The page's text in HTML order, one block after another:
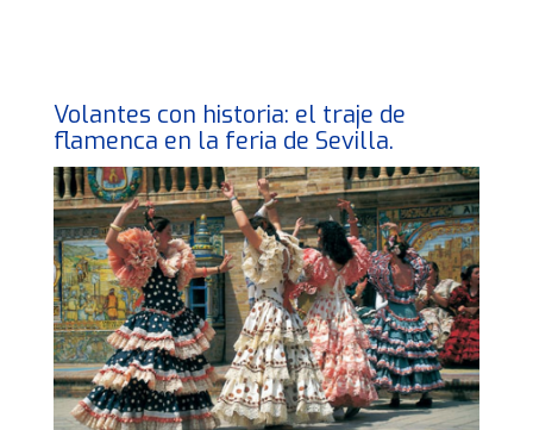
Volantes con historia: el traje de
flamenca en la feria de Sevilla.